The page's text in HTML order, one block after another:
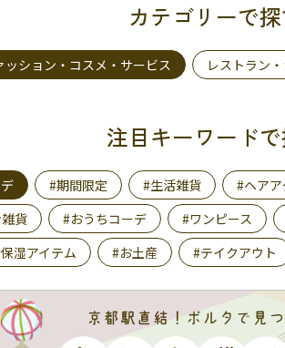
カテゴリーで
ッション・コスメ・サービス レストラン
注目キーワード
#期間限定 #生活雑貨 #ヘアア
貨 #おうちコーデ #ワンピース
湿アイテム #お土産 #テイクアウト